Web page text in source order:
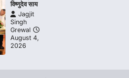
विष्णुदेव साय
Jagjit
Singh
Grewal
August 4,
2026